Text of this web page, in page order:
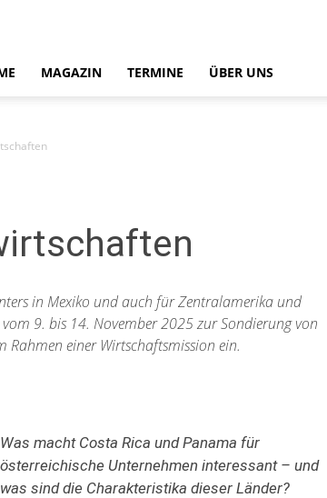
MAGAZIN TERMINE ÜBER UNS
in Mexiko und auch für Zentralamerika und
9. bis 14. November 2025 zur Sondierung von
Rahmen einer Wirtschaftsmission ein.
Was macht Costa Rica und Panama für
österreichische Unternehmen interessant – und
was sind die Charakteristika dieser Länder?